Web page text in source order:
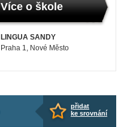
Více o škole
LINGUA SANDY
Praha 1, Nové Město
přidat
ke srovnání